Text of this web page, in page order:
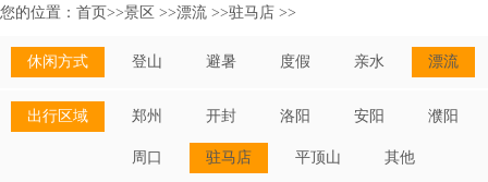
您的位置： 首页>>景区 >>漂流 >>驻马店 >>
休闲方式 登山 避暑 度假 亲水 漂流
出行区域 郑州 开封 洛阳 安阳 濮阳
周口 驻马店 平顶山 其他